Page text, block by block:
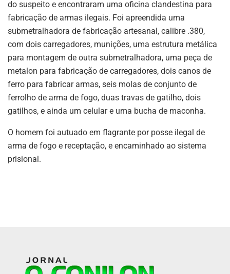
do suspeito e encontraram uma oficina clandestina para
fabricação de armas ilegais. Foi apreendida uma
submetralhadora de fabricação artesanal, calibre .380,
com dois carregadores, munições, uma estrutura metálica
para montagem de outra submetralhadora, uma peça de
metalon para fabricação de carregadores, dois canos de
ferro para fabricar armas, seis molas de conjunto de
ferrolho de arma de fogo, duas travas de gatilho, dois
gatilhos, e ainda um celular e uma bucha de maconha.
O homem foi autuado em flagrante por posse ilegal de
arma de fogo e receptação, e encaminhado ao sistema
prisional.